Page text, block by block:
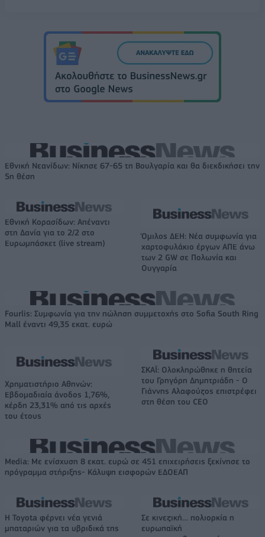
Εθνική Νεανίδων: Νίκησε 67-65 τη Βουλγαρία και θα διεκδικήσει την
5η θέση
Εθνική Κορασίδων: Απέναντι
στη Δανία για το 2/2 στο
Ευρωμπάσκετ (live stream)
Όμιλος ΔΕΗ: Νέα συμφωνία για
χαρτοφυλάκιο έργων ΑΠΕ άνω
των 2 GW σε Πολωνία και
Ουγγαρία
Fourlis: Συμφωνία για την πώληση συμμετοχής στο Sofia South Ring
Mall έναντι 49,35 εκατ. ευρώ
Χρηματιστήριο Αθηνών:
Εβδομαδιαία άνοδος 1,76%,
κέρδη 23,31% από τις αρχές
του έτους
ΣΚΑΪ: Ολοκληρώθηκε η θητεία
του Γρηγόρη Δημητριάδη - Ο
Γιάννης Αλαφούζος επιστρέφει
στη θέση του CEO
Media: Με ενίσχυση 8 εκατ. ευρώ σε 451 επιχειρήσεις ξεκίνησε το
πρόγραμμα στήριξης- Κάλυψη εισφορών ΕΔΟΕΑΠ
Η Toyota φέρνει νέα γενιά
μπαταριών για τα υβριδικά της
Σε κινεζική… πολιορκία η
ευρωπαϊκή